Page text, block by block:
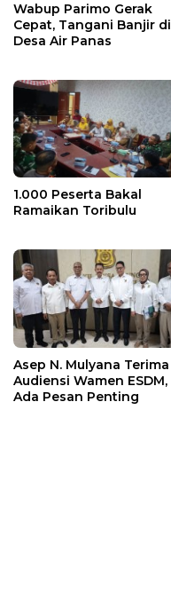
Wabup Parimo Gerak
Cepat, Tangani Banjir di
Desa Air Panas
1.000 Peserta Bakal
Ramaikan Toribulu
Asep N. Mulyana Terima
Audiensi Wamen ESDM,
Ada Pesan Penting